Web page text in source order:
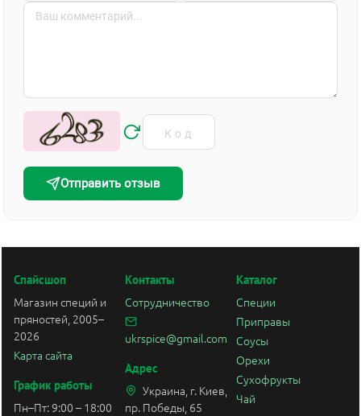
Отправить отзыв
Спайсшоп
Магазин специй и
пряностей, 2005–
2026
Карта сайта
График работы
Пн–Пт: 9:00 – 18:00
Контакты
Сотрудничество
ukrspice@gmail.com
Адрес
Украина, г. Киев,
пр. Победы, 65
Каталог
Специи
Приправы
Соусы
Орехи
Сухофрукты
Чай